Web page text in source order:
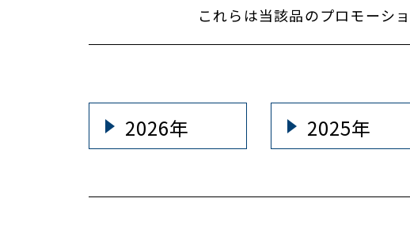
これらは当該品のプロモーシ
2026年 2025年